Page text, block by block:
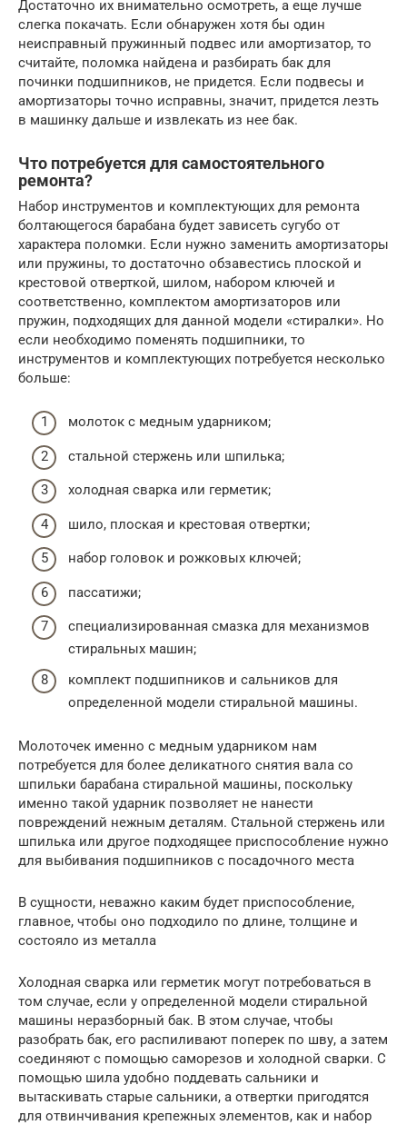
Достаточно их внимательно осмотреть, а еще лучше
слегка покачать. Если обнаружен хотя бы один
неисправный пружинный подвес или амортизатор, то
считайте, поломка найдена и разбирать бак для
починки подшипников, не придется. Если подвесы и
амортизаторы точно исправны, значит, придется лезть
в машинку дальше и извлекать из нее бак.
Что потребуется для самостоятельного
ремонта?
Набор инструментов и комплектующих для ремонта
болтающегося барабана будет зависеть сугубо от
характера поломки. Если нужно заменить амортизаторы
или пружины, то достаточно обзавестись плоской и
крестовой отверткой, шилом, набором ключей и
соответственно, комплектом амортизаторов или
пружин, подходящих для данной модели «стиралки». Но
если необходимо поменять подшипники, то
инструментов и комплектующих потребуется несколько
больше:
молоток с медным ударником;
стальной стержень или шпилька;
холодная сварка или герметик;
шило, плоская и крестовая отвертки;
набор головок и рожковых ключей;
пассатижи;
специализированная смазка для механизмов
стиральных машин;
комплект подшипников и сальников для
определенной модели стиральной машины.
Молоточек именно с медным ударником нам
потребуется для более деликатного снятия вала со
шпильки барабана стиральной машины, поскольку
именно такой ударник позволяет не нанести
повреждений нежным деталям. Стальной стержень или
шпилька или другое подходящее приспособление нужно
для выбивания подшипников с посадочного места
В сущности, неважно каким будет приспособление,
главное, чтобы оно подходило по длине, толщине и
состояло из металла
Холодная сварка или герметик могут потребоваться в
том случае, если у определенной модели стиральной
машины неразборный бак. В этом случае, чтобы
разобрать бак, его распиливают поперек по шву, а затем
соединяют с помощью саморезов и холодной сварки. С
помощью шила удобно поддевать сальники и
вытаскивать старые сальники, а отвертки пригодятся
для отвинчивания крепежных элементов, как и набор